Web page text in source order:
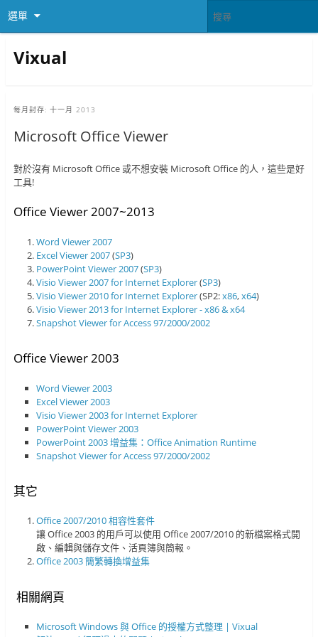
選單
Vixual
每月封存: 十一月 2013
Microsoft Office Viewer
對於沒有 Microsoft Office 或不想安裝 Microsoft Office 的人，這些是好
工具!
Office Viewer 2007~2013
Word Viewer 2007
Excel Viewer 2007(SP3)
PowerPoint Viewer 2007(SP3)
Visio Viewer 2007 for Internet Explorer(SP3)
Visio Viewer 2010 for Internet Explorer(SP2:x86,x64)
Visio Viewer 2013 for Internet Explorer - x86 & x64
Snapshot Viewer for Access 97/2000/2002
Office Viewer 2003
Word Viewer 2003
Excel Viewer 2003
Visio Viewer 2003 for Internet Explorer
PowerPoint Viewer 2003
PowerPoint 2003 增益集：Office Animation Runtime
Snapshot Viewer for Access 97/2000/2002
其它
Office 2007/2010 相容性套件
讓 Office 2003 的用戶可以使用 Office 2007/2010 的新檔案格式開
啟、編輯與儲存文件、活頁簿與簡報。
Office 2003 簡繁轉換增益集
相關網頁
Microsoft Windows 與 Office 的授權方式整理 | Vixual